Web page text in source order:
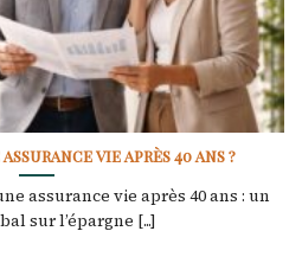
vie après 40 ans ?
assurance vie après 40 ans : un
sur l’épargne [...]